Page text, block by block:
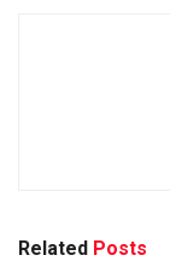
Related Posts